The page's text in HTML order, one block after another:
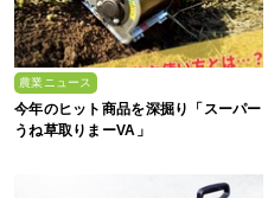
農業ニュース
今年のヒット商品を深掘り「スーパー
うね草取りまーVA」